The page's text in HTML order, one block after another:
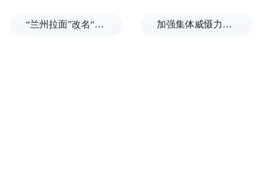
“兰州拉面”改名“青海拉面”，权威回应来了 加强集体威慑力，土耳其、沙特、巴基斯坦签署军事协议